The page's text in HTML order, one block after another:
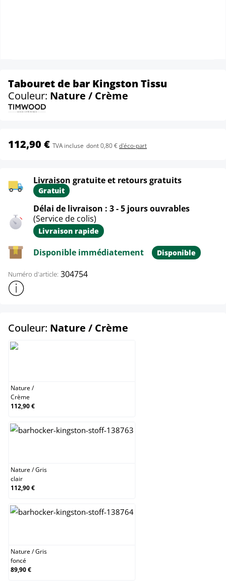
Tabouret de bar Kingston Tissu
Couleur: Nature / Crème
112,90 € TVA incluse dont 0,80 €d'éco-part
Livraison gratuite et retours gratuits
Gratuit
Délai de livraison : 3 - 5 jours ouvrables
(Service de colis)
Livraison rapide
Disponible immédiatement Disponible
Numéro d'article: 304754
Afficher plus d'informations sur le produit
Couleur: Nature / Crème
Nature/
Crème
112,90 €
Nature/Gris
clair
112,90 €
Nature/Gris
foncé
89,90 €